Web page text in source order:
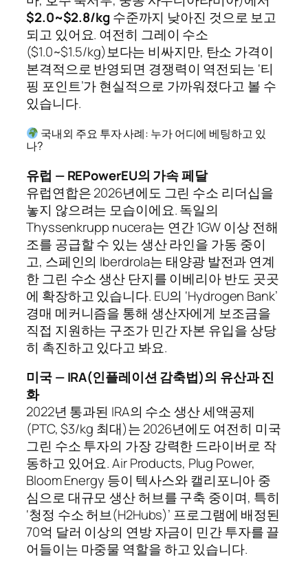
$2.0~$2.8/kg 수준까지 낮아진 것으로 보고
되고 있어요. 여전히 그레이 수소
($1.0~$1.5/kg)보다는 비싸지만, 탄소 가격이
본격적으로 반영되면 경쟁력이 역전되는 ‘티
핑 포인트’가 현실적으로 가까워졌다고 볼 수
있습니다.
국내외 주요 투자 사례: 누가 어디에 베팅하고 있
나?
유럽 — REPowerEU의 가속 페달
유럽연합은 2026년에도 그린 수소 리더십을
놓지 않으려는 모습이에요. 독일의
Thyssenkrupp nucera는 연간 1GW 이상 전해
조를 공급할 수 있는 생산 라인을 가동 중이
고, 스페인의 Iberdrola는 태양광 발전과 연계
한 그린 수소 생산 단지를 이베리아 반도 곳곳
에 확장하고 있습니다. EU의 ‘Hydrogen Bank’
경매 메커니즘을 통해 생산자에게 보조금을
직접 지원하는 구조가 민간 자본 유입을 상당
히 촉진하고 있다고 봐요.
미국 — IRA(인플레이션 감축법)의 유산과 진
화
2022년 통과된 IRA의 수소 생산 세액공제
(PTC, $3/kg 최대)는 2026년에도 여전히 미국
그린 수소 투자의 가장 강력한 드라이버로 작
동하고 있어요. Air Products, Plug Power,
Bloom Energy 등이 텍사스와 캘리포니아 중
심으로 대규모 생산 허브를 구축 중이며, 특히
‘청정 수소 허브(H2Hubs)’ 프로그램에 배정된
70억 달러 이상의 연방 자금이 민간 투자를 끌
어들이는 마중물 역할을 하고 있습니다.